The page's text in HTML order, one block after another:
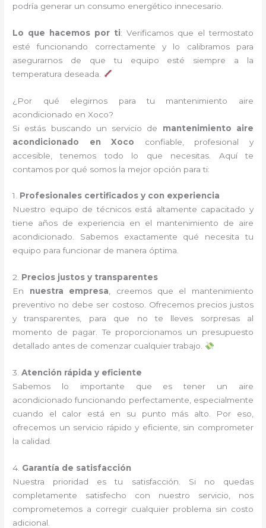
podría generar un consumo energético innecesario.
Lo que hacemos por ti: Verificamos que el termostato
esté funcionando correctamente y lo calibramos para
asegurarnos de que tu equipo esté siempre a la
temperatura deseada.
¿Por qué elegirnos para tu mantenimiento aire
acondicionado en Xoco?
Si estás buscando un servicio de mantenimiento aire
acondicionado en Xoco confiable, profesional y
accesible, tenemos todo lo que necesitas. Aquí te
contamos por qué somos la mejor opción para ti:
1. Profesionales certificados y con experiencia
Nuestro equipo de técnicos está altamente capacitado y
tiene años de experiencia en el mantenimiento de aire
acondicionado. Sabemos exactamente qué necesita tu
equipo para funcionar de manera óptima.
2. Precios justos y transparentes
En nuestra empresa, creemos que el mantenimiento
preventivo no debe ser costoso. Ofrecemos precios justos
y transparentes, para que no te lleves sorpresas al
momento de pagar. Te proporcionamos un presupuesto
detallado antes de comenzar cualquier trabajo.
3.Atención rápida y eficiente
Sabemos lo importante que es tener un aire
acondicionado funcionando perfectamente, especialmente
cuando el calor está en su punto más alto. Por eso,
ofrecemos un servicio rápido y eficiente, sin comprometer
la calidad.
4. Garantía de satisfacción
Nuestra prioridad es tu satisfacción. Si no quedas
completamente satisfecho con nuestro servicio, nos
comprometemos a corregir cualquier problema sin costo
adicional.